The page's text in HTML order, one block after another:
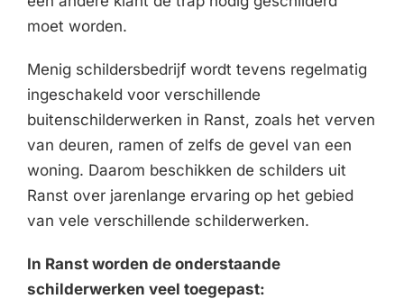
moet worden.
Menig schildersbedrijf wordt tevens regelmatig
ingeschakeld voor verschillende
buitenschilderwerken in Ranst, zoals het verven
van deuren, ramen of zelfs de gevel van een
woning. Daarom beschikken de schilders uit
Ranst over jarenlange ervaring op het gebied
van vele verschillende schilderwerken.
In Ranst worden de onderstaande
schilderwerken veel toegepast: